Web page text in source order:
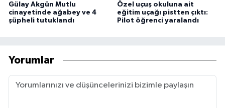
Gülay Akgün Mutlu
cinayetinde ağabey ve 4
şüpheli tutuklandı
Özel uçuş okuluna ait
eğitim uçağı pistten çıktı:
Pilot öğrenci yaralandı
Yorumlar